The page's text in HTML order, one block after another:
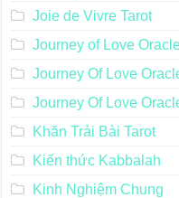
Joie de Vivre Tarot
Journey of Love
Journey Of Love
Journey Of Love
Khăn Trải Bài Tarot
Kiến thức Kabbalah
Kinh Nghiệm Chung